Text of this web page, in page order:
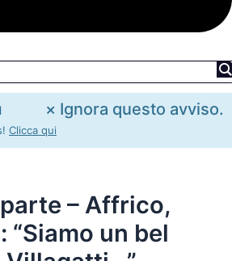
Clicca qui
× Ignora questo avviso.
– Affrico,
“Siamo un bel